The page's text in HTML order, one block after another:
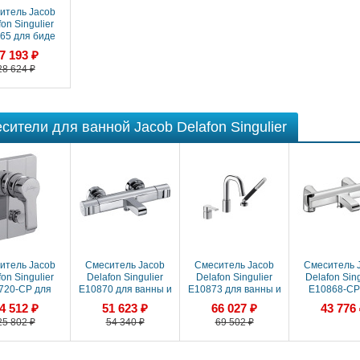
Jacob
Singulier
для биде
193 ₽
624 ₽
для ванной Jacob Delafon Singulier
Jacob
Singulier
CP для
и душа,
часть
512 ₽
802 ₽
Смеситель Jacob
Delafon Singulier
E10870 для ванны и
душа
термостатический
51 623 ₽
54 340 ₽
Смеситель Jacob
Delafon Singulier
E10873 для ванны и
душа для установки
на борт ванны
66 027 ₽
69 502 ₽
Смеситель
Delafon
E10868-
ванны
43 776